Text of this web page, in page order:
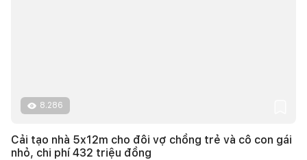
8.286
Cải tạo nhà 5x12m cho đôi vợ chồng trẻ và cô con gái
nhỏ, chi phí 432 triệu đồng